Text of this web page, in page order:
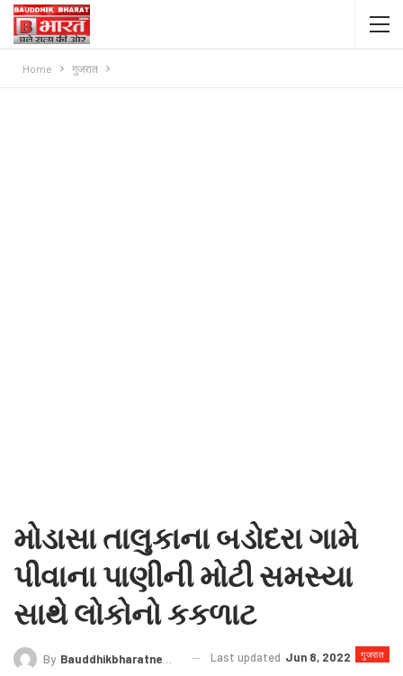
Home गुजरात
મોડાસા તાલુકાના બડોદરા ગામે
પીવાના પાણીની મોટી સમસ્યા
સાથે લોકોનો કકળાટ
गुजरात
By Bauddhikbharatnews@gmail.com Last updated Jun 8, 2022